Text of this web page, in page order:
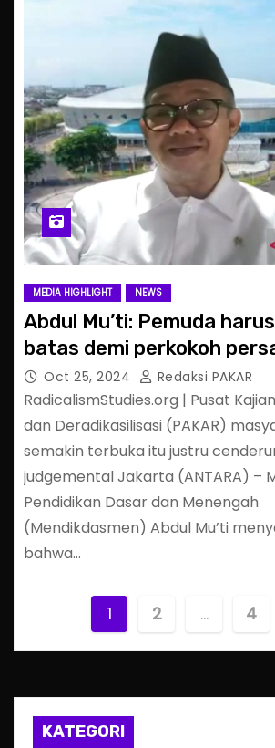
MEDIA HIGHLIGHT NEWS
Abdul Mu’ti: Pemuda
batas demi perkokoh
Oct 25, 2024 Redaksi PAKAR
RadicalismStudies.org | Pusat
dan Deradikasilisasi (PAKAR)
semakin terbuka itu justru
judgemental Jakarta (ANTARA) –
Pendidikan Dasar dan Menengah
(Mendikdasmen) Abdul Mu’ti
bahwa…
o
s
t
1 2 … 4
KATEGORI